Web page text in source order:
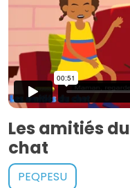
Les amitiés du
chat
PEQPESU